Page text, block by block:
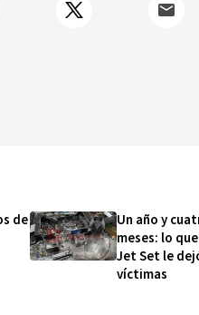
de
Un año y
meses: lo
Jet Set le
víctimas